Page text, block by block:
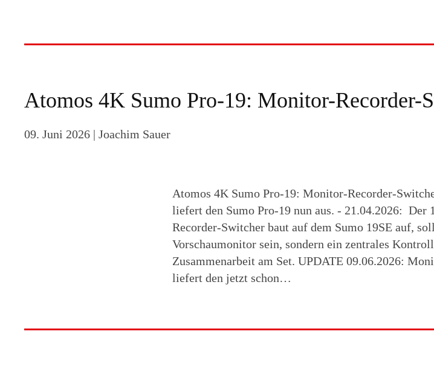
Atomos 4K Sumo Pro-19: Monitor-Recorder-
09. Juni 2026 | Joachim Sauer
Atomos 4K Sumo Pro-19: Monitor-Recorder-
liefert den Sumo Pro-19 nun aus. - 21.04.2026:
Recorder-Switcher baut auf dem Sumo 19SE auf,
Vorschaumonitor sein, sondern ein zentrales
Zusammenarbeit am Set. UPDATE 09.06.2026:
liefert den jetzt schon…